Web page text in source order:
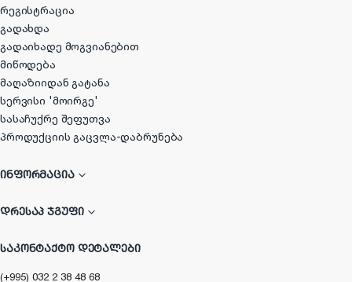
რეგისტრაცია
გადახდა
გადაიხადე მოგვიანებით
მიწოდება
მაღაზიიდან გატანა
სერვისი 'მოირგე'
სასაჩუქრე შეფუთვა
პროდუქციის გაცვლა-დაბრუნება
ᲘᲜᲤᲝᲠᲛᲐᲪᲘᲐ
ᲓᲠᲔᲡᲐᲞ ᲯᲒᲣᲤᲘ
ᲡᲐᲙᲝᲜᲢᲐᲥᲢᲝ ᲓᲔᲢᲐᲚᲔᲑᲘ
(+995) 032 2 38 48 68